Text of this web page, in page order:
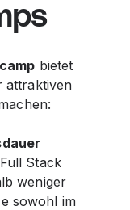
bietet
attraktiven
Stack
weniger
sowohl im